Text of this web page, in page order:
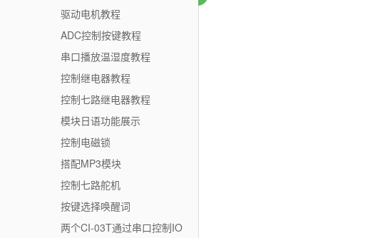
驱动电机教程
ADC控制按键教程
串口播放温湿度教程
控制继电器教程
控制七路继电器教程
模块日语功能展示
控制电磁锁
搭配MP3模块
控制七路舵机
按键选择唤醒词
两个CI-03T通过串口控制IO